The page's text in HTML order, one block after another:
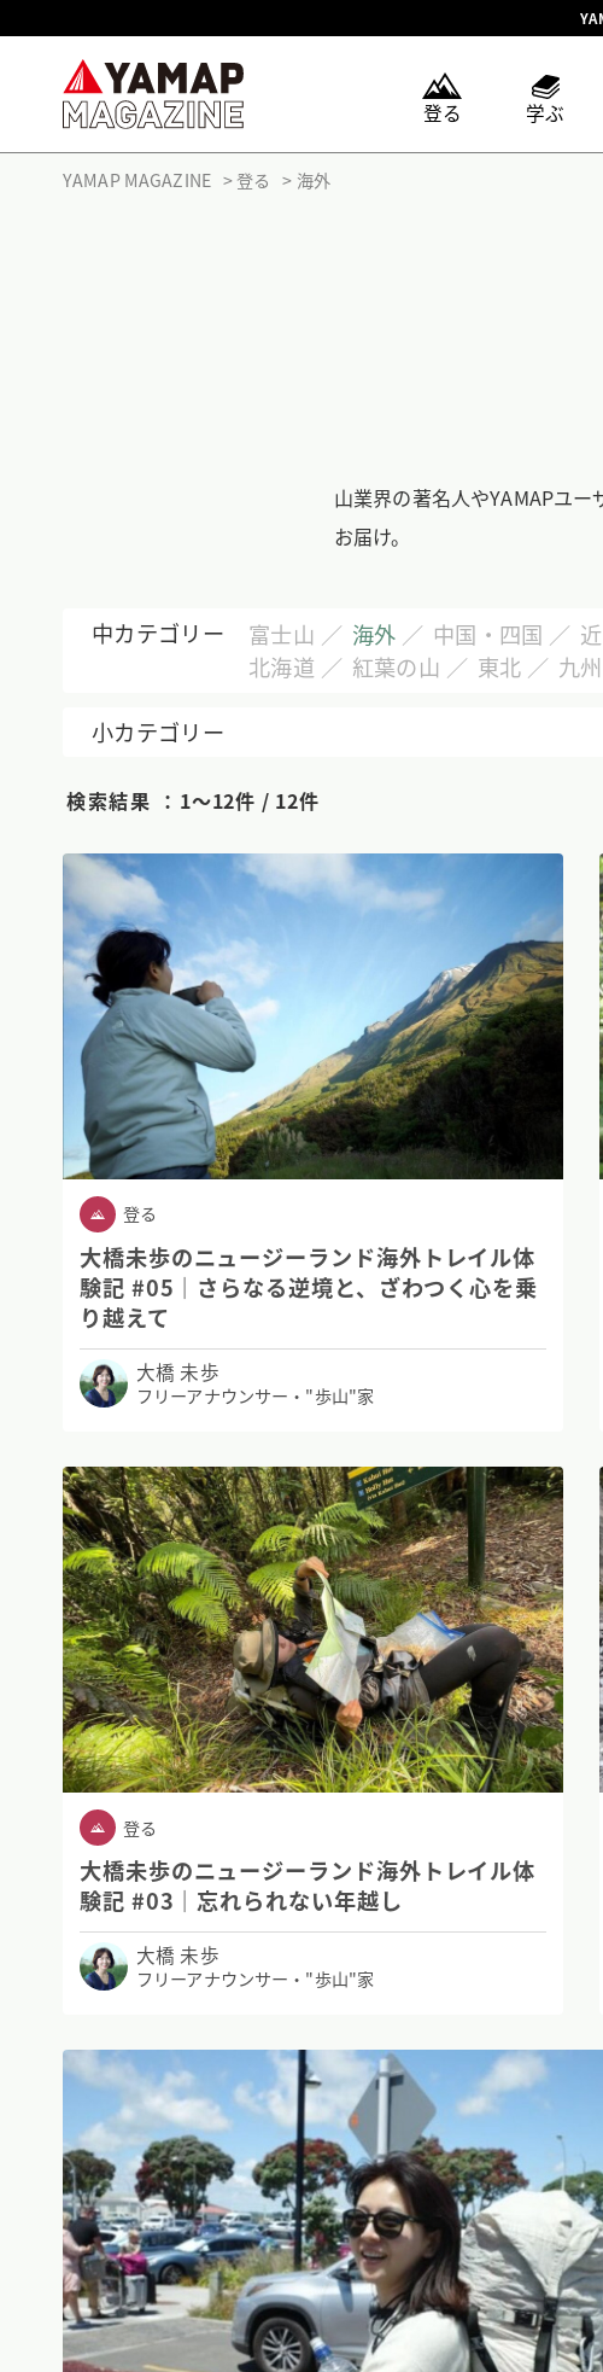
登る 学ぶ
YAMAP MAGAZINE 登る 海外
山業界の著名人やYAMAPユ
お届け。
中カテゴリー 富士山 海外 中国・四国
北海道
紅葉の山 東北 九州
小カテゴリー
検索結果 ： 1〜12件 / 12件
登る
大橋未歩のニュージーランド海外トレイル体
験記 #05｜さらなる逆境と、ざわつく心を乗
り越えて
大橋 未歩
フリーアナウンサー・"歩山"家
登る
大橋未歩のニュージーランド海外トレイル体
験記 #03｜忘れられない年越し
大橋 未歩
フリーアナウンサー・"歩山"家